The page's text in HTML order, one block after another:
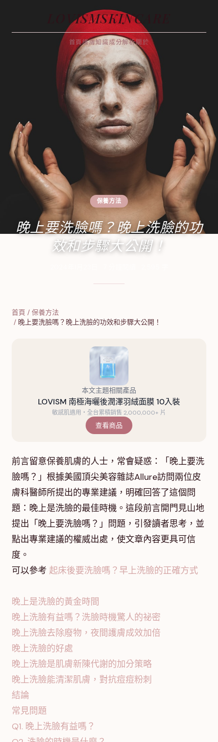
LOVISMSKINCARE
首頁護膚知識成分解析關於
保養方法
晚上要洗臉嗎？晚上洗臉的功
效和步驟大公開！
首頁 / 保養方法
/ 晚上要洗臉嗎？晚上洗臉的功效和步驟大公開！
本文主題相關產品
LOVISM 南極海曬後潤澤羽絨面膜 10入裝
敏感肌適用・全台累積銷售 2,000,000+ 片
查看商品
前言留意保養肌膚的人士，常會疑惑：「晚上要洗
臉嗎？」根據美國頂尖美容雜誌Allure訪問兩位皮
膚科醫師所提出的專業建議，明確回答了這個問
題：晚上是洗臉的最佳時機。這段前言開門見山地
提出「晚上要洗臉嗎？」問題，引發讀者思考，並
點出專業建議的權威出處，使文章內容更具可信
度。
可以參考 起床後要洗臉嗎？早上洗臉的正確方式
晚上是洗臉的黃金時間
晚上洗臉有益嗎？洗臉時機驚人的祕密
晚上洗臉去除廢物，夜間護膚成效加倍
晚上洗臉的好處
晚上洗臉是肌膚新陳代謝的加分策略
晚上洗臉能清潔肌膚，對抗痘痘粉刺
結論
常見問題
Q1. 晚上洗臉有益嗎？